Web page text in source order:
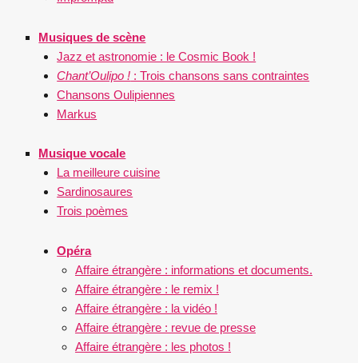
Musiques de scène
Jazz et astronomie : le Cosmic Book !
Chant’Oulipo ! : Trois chansons sans contraintes
Chansons Oulipiennes
Markus
Musique vocale
La meilleure cuisine
Sardinosaures
Trois poèmes
Opéra
Affaire étrangère : informations et documents.
Affaire étrangère : le remix !
Affaire étrangère : la vidéo !
Affaire étrangère : revue de presse
Affaire étrangère : les photos !